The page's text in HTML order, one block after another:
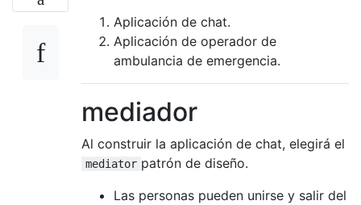
Aplicación de chat.
Aplicación de operador de
ambulancia de emergencia.
mediador
Al construir la aplicación de chat, elegirá el
mediator patrón de diseño.
Las personas pueden unirse y salir del